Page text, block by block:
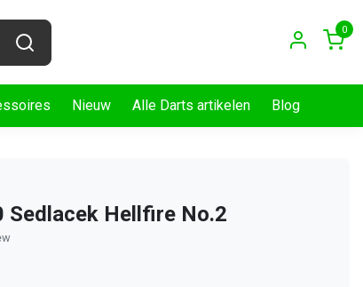
0
Nieuw Alle Darts artikelen Blog
Sedlacek Hellfire No.2